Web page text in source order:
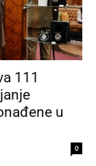
111
u
0